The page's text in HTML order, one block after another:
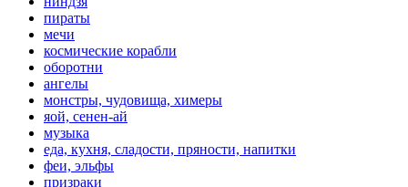
пираты
мечи
космические корабли
оборотни
ангелы
монстры, чудовища, химеры
яой, сенен-ай
музыка
еда, кухня, сладости, пряности, напитки
феи, эльфы
призраки